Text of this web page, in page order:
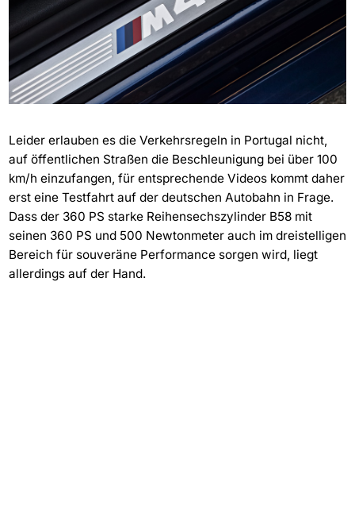
Leider erlauben es die Verkehrsregeln in Portugal nicht,
auf öffentlichen Straßen die Beschleunigung bei über 100
km/h einzufangen, für entsprechende Videos kommt daher
erst eine Testfahrt auf der deutschen Autobahn in Frage.
Dass der 360 PS starke Reihensechszylinder B58 mit
seinen 360 PS und 500 Newtonmeter auch im dreistelligen
Bereich für souveräne Performance sorgen wird, liegt
allerdings auf der Hand.